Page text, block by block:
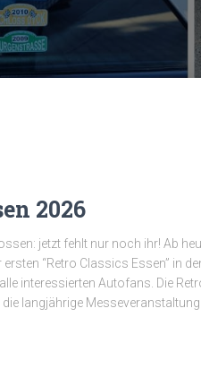
2026
jetzt fehlt nur noch ihr! Ab
“Retro Classics Essen” in
interessierten Autofans. Die
langjährige Messeveranstaltung